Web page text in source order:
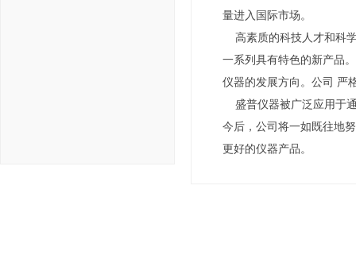
量进入国际市场。
高素质的科技人才和科
一系列具有特色的新产品
仪器的发展方向。公司 严
盛普仪器被广泛应用于
今后，公司将一如既往地
更好的仪器产品。